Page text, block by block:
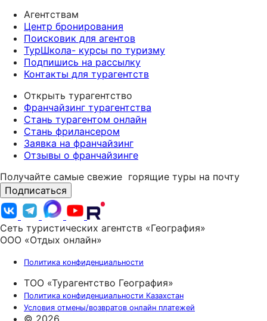
Агентствам
Центр бронирования
Поисковик для агентов
ТурШкола- курсы по туризму
Подпишись на рассылку
Контакты для турагентств
Открыть турагентство
Франчайзинг турагентства
Стань турагентом онлайн
Стань фрилансером
Заявка на франчайзинг
Отзывы о франчайзинге
Получайте самые свежие горящие туры на почту
Подписаться
Сеть туристических агентств «География»
ООО «Отдых онлайн»
Политика конфиденциальности
ТОО «Турагентство География»
Политика конфиденциальности Казахстан
Условия отмены/возвратов онлайн платежей